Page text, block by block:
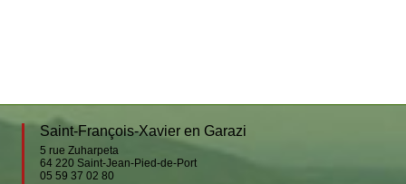
Saint-François-Xavier en Garazi
5 rue Zuharpeta
64 220 Saint-Jean-Pied-de-Port
05 59 37 02 80